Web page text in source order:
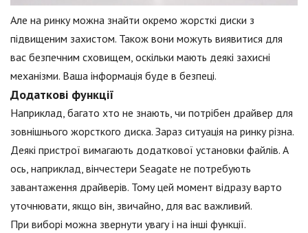
Але на ринку можна знайти окремо жорсткі диски з
підвищеним захистом. Також вони можуть виявитися для
вас безпечним сховищем, оскільки мають деякі захисні
механізми. Ваша інформація буде в безпеці.
Додаткові функції
Наприклад, багато хто не знають, чи потрібен драйвер для
зовнішнього жорсткого диска. Зараз ситуація на ринку різна.
Деякі пристрої вимагають додаткової установки файлів. А
ось, наприклад, вінчестери Seagate не потребують
завантаження драйверів. Тому цей момент відразу варто
уточнювати, якщо він, звичайно, для вас важливий.
При виборі можна звернути увагу і на інші функції.